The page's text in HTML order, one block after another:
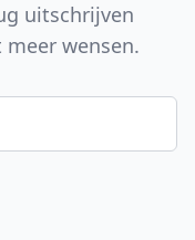
uitschrijven
wensen.